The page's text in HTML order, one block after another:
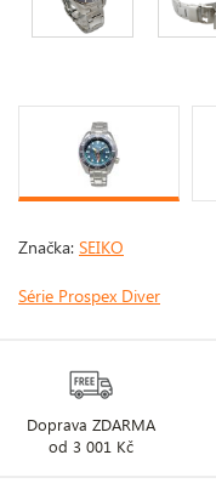
Značka: SEIKO
Série Prospex Diver
Doprava ZDARMA
od 3 001 Kč